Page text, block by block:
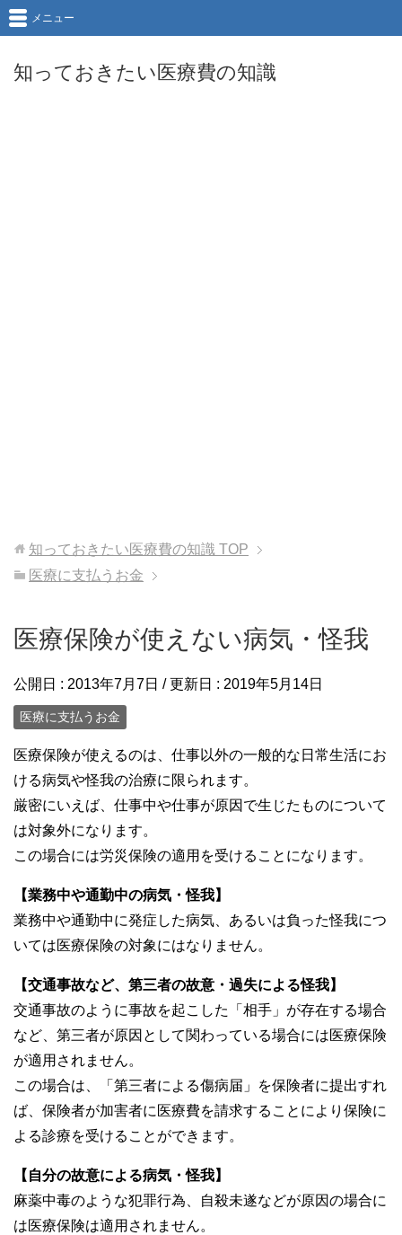
知っておきたい医療費の知識
メニュー
知っておきたい医療費の知識 TOP
医療に支払うお金
医療保険が使えない病気・怪我
公開日 : 2013年7月7日 / 更新日 : 2019年5月14日
医療に支払うお金
医療保険が使えるのは、仕事以外の一般的な日常生活にお
ける病気や怪我の治療に限られます。
厳密にいえば、仕事中や仕事が原因で生じたものについて
は対象外になります。
この場合には労災保険の適用を受けることになります。
【業務中や通勤中の病気・怪我】
業務中や通勤中に発症した病気、あるいは負った怪我につ
いては医療保険の対象にはなりません。
【交通事故など、第三者の故意・過失による怪我】
交通事故のように事故を起こした「相手」が存在する場合
など、第三者が原因として関わっている場合には医療保険
が適用されません。
この場合は、「第三者による傷病届」を保険者に提出すれ
ば、保険者が加害者に医療費を請求することにより保険に
よる診療を受けることができます。
【自分の故意による病気・怪我】
麻薬中毒のような犯罪行為、自殺未遂などが原因の場合に
は医療保険は適用されません。